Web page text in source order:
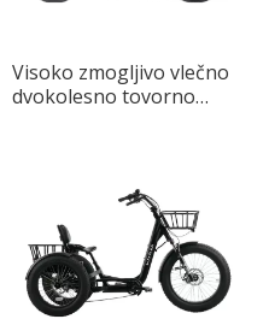
Visoko zmogljivo vlečno
dvokolesno tovorno